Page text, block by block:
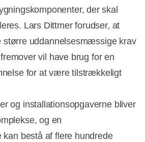
der skal
Lars Dittmer forudser, at
større uddannelsesmæssige krav
vil have brug for en
for at være tilstrækkeligt
og installationsopgaverne bliver
og en
kan bestå af flere hundrede